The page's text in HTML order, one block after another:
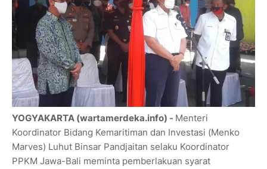
YOGYAKARTA (wartamerdeka.info) - Menteri
Koordinator Bidang Kemaritiman dan Investasi (Menko
Marves) Luhut Binsar Pandjaitan selaku Koordinator
PPKM Jawa-Bali meminta pemberlakuan syarat